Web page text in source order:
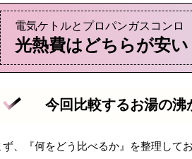
電気ケトルとプロパンガスコンロ
光熱費はどちらが安い
今回比較するお湯の
ず、『何をどう比べるか』を整理して